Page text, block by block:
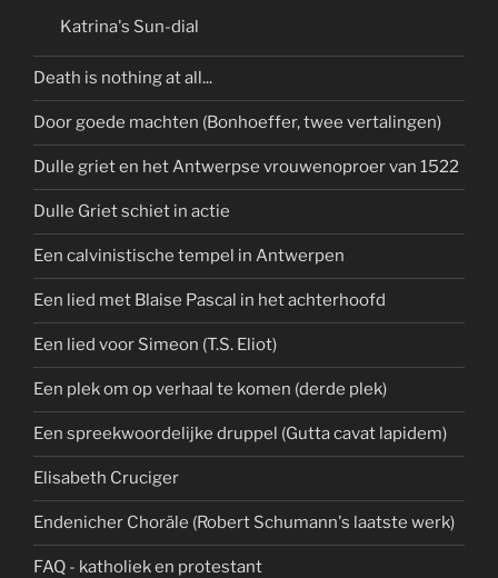
Katrina's Sun-dial
Death is nothing at all...
Door goede machten (Bonhoeffer, twee vertalingen)
Dulle griet en het Antwerpse vrouwenoproer van 1522
Dulle Griet schiet in actie
Een calvinistische tempel in Antwerpen
Een lied met Blaise Pascal in het achterhoofd
Een lied voor Simeon (T.S. Eliot)
Een plek om op verhaal te komen (derde plek)
Een spreekwoordelijke druppel (Gutta cavat lapidem)
Elisabeth Cruciger
Endenicher Choräle (Robert Schumann's laatste werk)
FAQ - katholiek en protestant